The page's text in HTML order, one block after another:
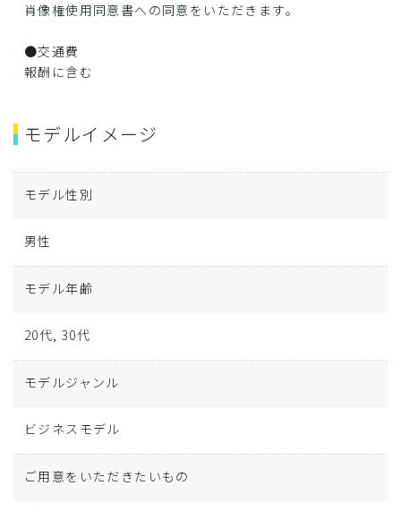
肖像権使用同意書への同意をいただきます。
●交通費
報酬に含む
モデルイメージ
モデル性別
男性
モデル年齢
20代, 30代
モデルジャンル
ビジネスモデル
ご用意をいただきたいもの